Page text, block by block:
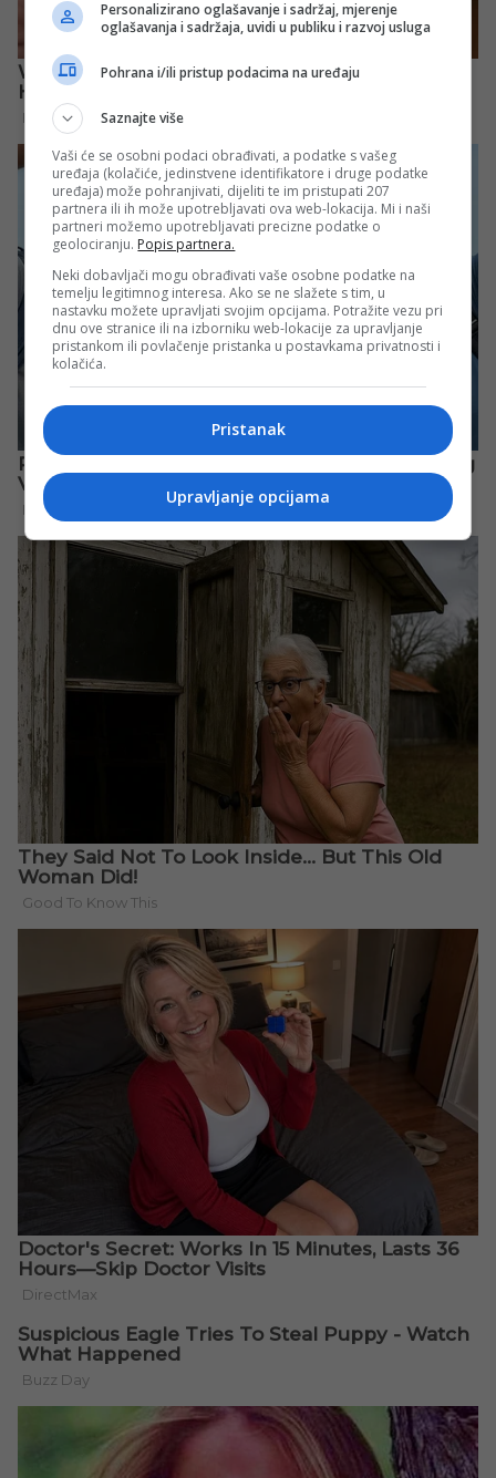
Personalizirano oglašavanje i sadržaj, mjerenje
oglašavanja i sadržaja, uvidi u publiku i razvoj usluga
Pohrana i/ili pristup podacima na uređaju
Saznajte više
Vaši će se osobni podaci obrađivati, a podatke s vašeg
uređaja (kolačiće, jedinstvene identifikatore i druge podatke
uređaja) može pohranjivati, dijeliti te im pristupati 207
partnera ili ih može upotrebljavati ova web-lokacija. Mi i naši
partneri možemo upotrebljavati precizne podatke o
geolociranju. Popis partnera.
Neki dobavljači mogu obrađivati vaše osobne podatke na
temelju legitimnog interesa. Ako se ne slažete s tim, u
nastavku možete upravljati svojim opcijama. Potražite vezu pri
dnu ove stranice ili na izborniku web-lokacije za upravljanje
pristankom ili povlačenje pristanka u postavkama privatnosti i
kolačića.
Pristanak
Upravljanje opcijama